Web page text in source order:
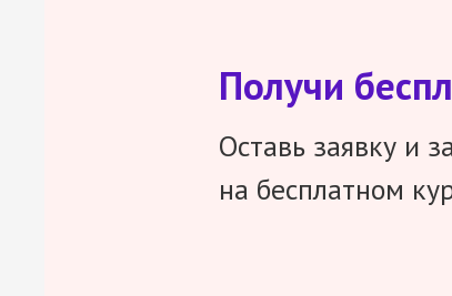
Получи
Оставь заявку и
на бесплатном